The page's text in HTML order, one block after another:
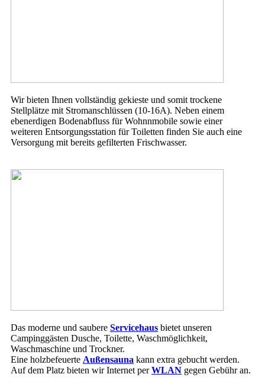
Wir bieten Ihnen vollständig gekieste und somit trockene
Stellplätze mit Stromanschlüssen (10-16A). Neben einem
ebenerdigen Bodenabfluss für Wohnnmobile sowie einer
weiteren Entsorgungsstation für Toiletten finden Sie auch eine
Versorgung mit bereits gefilterten Frischwasser.
Das moderne und saubere Servicehaus bietet unseren
Campinggästen Dusche, Toilette, Waschmöglichkeit,
Waschmaschine und Trockner.
Eine holzbefeuerte Außensauna kann extra gebucht werden.
Auf dem Platz bieten wir Internet perWLAN gegen Gebühr an.